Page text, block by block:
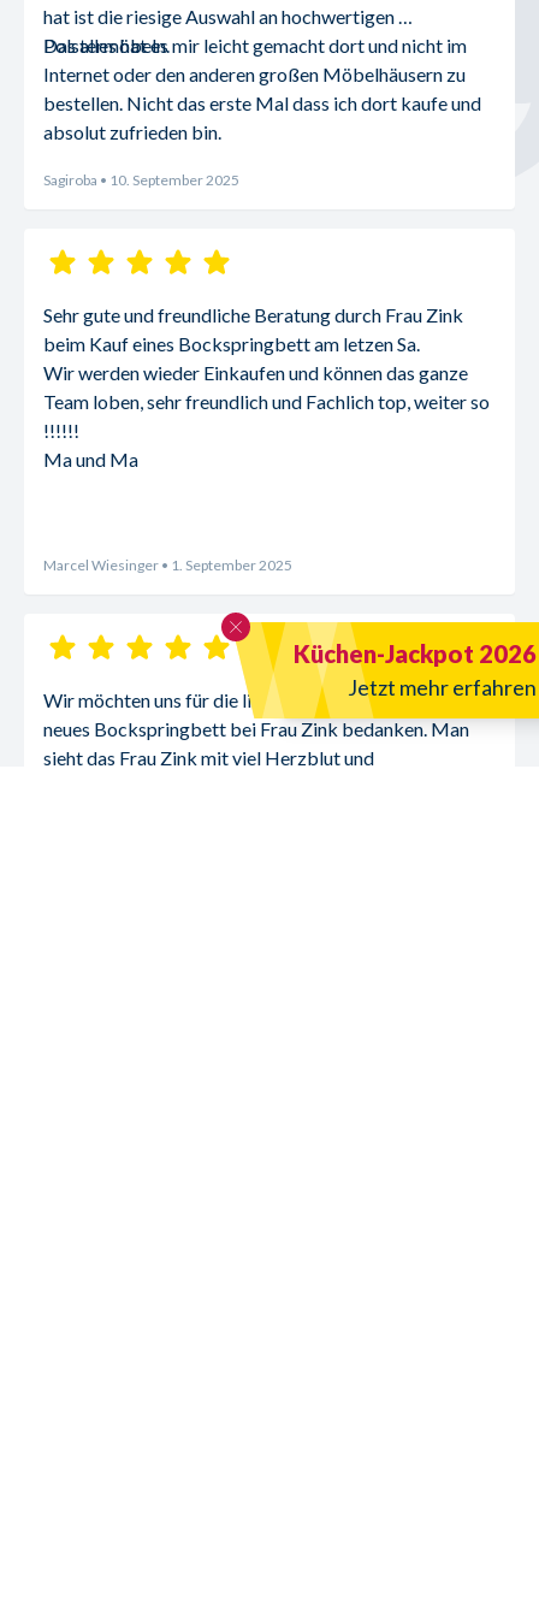
Küchen-Jackpot 2026
Jetzt mehr erfahren
hat ist die riesige Auswahl an hochwertigen
Polstermöbeln.
Das alles hat es mir leicht gemacht dort und nicht im
Internet oder den anderen großen Möbelhäusern zu
bestellen. Nicht das erste Mal dass ich dort kaufe und
absolut zufrieden bin.
Sagiroba • 10. September 2025
Sehr gute und freundliche Beratung durch Frau Zink
beim Kauf eines Bockspringbett am letzen Sa.
Wir werden wieder Einkaufen und können das ganze
Team loben, sehr freundlich und Fachlich top, weiter so
!!!!!!
Ma und Ma
Marcel Wiesinger • 1. September 2025
Wir möchten uns für die liebevolle Beratung über ein
neues Bockspringbett bei Frau Zink bedanken. Man
sieht das Frau Zink mit viel Herzblut und